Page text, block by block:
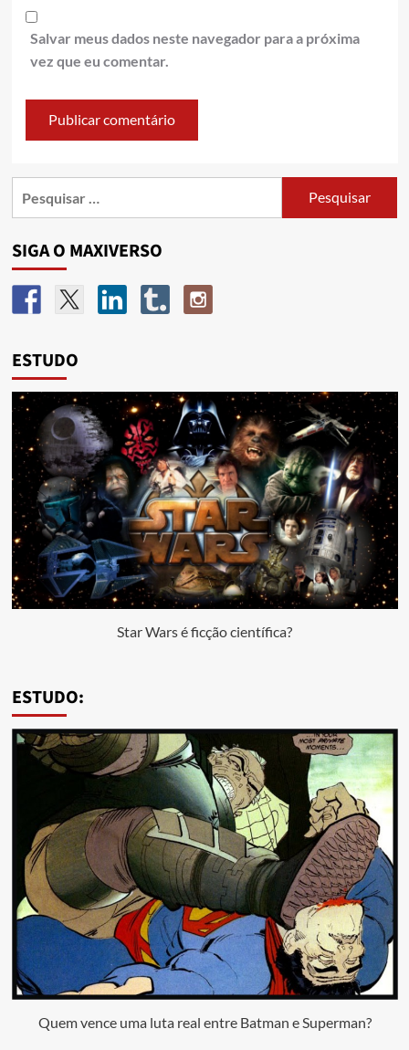
Salvar meus dados neste navegador para a próxima
vez que eu comentar.
SIGA O MAXIVERSO
ESTUDO
Star Wars é ficção científica?
ESTUDO:
Quem vence uma luta real entre Batman e Superman?